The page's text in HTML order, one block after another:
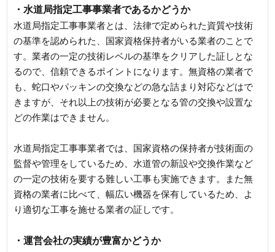
・水道局指定工事事業者であるかどうか
水道局指定工事事業者とは、法律で定められた資質や技術
の基準を認められた、国家資格保持者がいる業者のことで
す。業者の一定の技術レベルの基準をクリアした証しとな
るので、信頼できるポイントになります。無資格の業者で
も、蛇口やパッキンの交換などの急な詰まり対応などはで
きますが、それ以上の技術が必要となる管の交換や設置な
どの作業はできません。
水道局指定工事事業者では、国家資格の保持者が技術面の
監督や管理をしているため、水道管の新設や交換作業など
の一定の技術を要する難しい工事も実施できます。また無
資格の業者に比べて、幅広い機器を保有しているため、よ
り適切な工事を施せる業者の証しです。
・運営会社の実績が豊富かどうか